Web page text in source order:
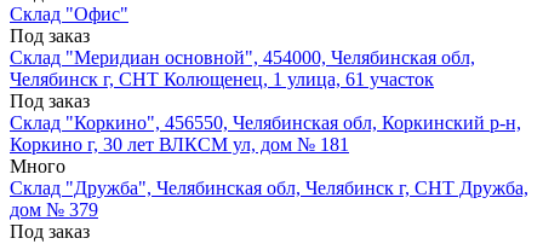
Склад "Офис"
Под заказ
Склад "Меридиан основной", 454000, Челябинская обл,
Челябинск г, СНТ Колющенец, 1 улица, 61 участок
Под заказ
Склад "Коркино", 456550, Челябинская обл, Коркинский р-н,
Коркино г, 30 лет ВЛКСМ ул, дом № 181
Много
Склад "Дружба", Челябинская обл, Челябинск г, СНТ Дружба,
дом № 379
Под заказ